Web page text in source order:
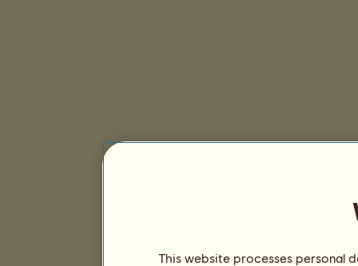
This website processes personal